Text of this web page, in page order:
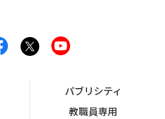
パブリシティ
教職員専用